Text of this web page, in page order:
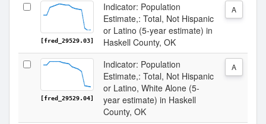
[fred_29529.03]
Indicator: Population
Estimate,: Total, Not Hispanic
or Latino (5-year estimate) in
Haskell County, OK
A
[fred_29529.04]
Indicator: Population
Estimate,: Total, Not Hispanic
or Latino, White Alone (5-
year estimate) in Haskell
County, OK
A